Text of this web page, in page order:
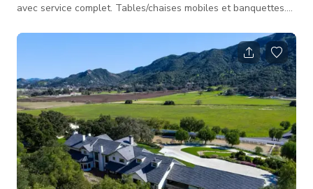
avec service complet. Tables/chaises mobiles et banquettes.
de stockage et bureau. Bar de plage/tiki de taille réelle avec
comptoir de bar. Patio avec accès facile depuis l'intérieur du
restaurant. Éclairage de piste de danse et système sonore.
Comptoir de service/stand DJ. Comptoir de service principal. Pl